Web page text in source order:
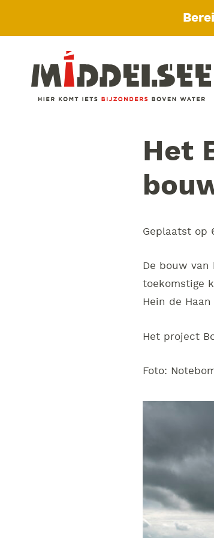
Het
Geplaatst op
De bouw
toekomstige
Hein de
Het project
Foto: